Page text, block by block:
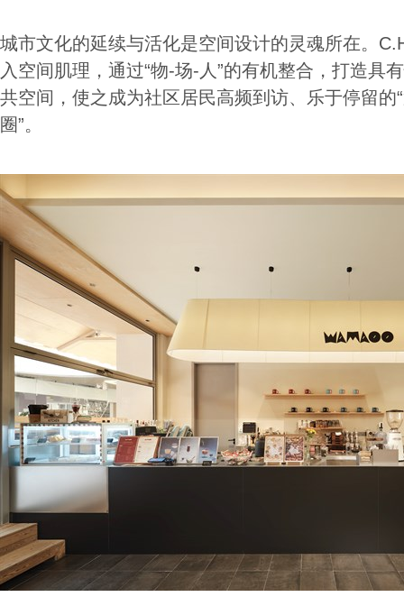
城市文化的延续与活化是空间设计的灵魂所在。
入空间肌理，通过“物-场-人”的有机整合，打造具
共空间，使之成为社区居民高频到访、乐于停留的
圈”。